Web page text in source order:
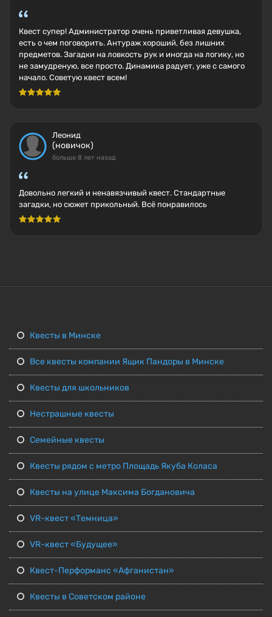
Квест супер! Администратор очень приветливая девушка,
есть о чем поговорить. Антураж хороший, без лишних
предметов. Загадки на ловкость рук и иногда на логику, но
не замудреную, все просто. Динамика радует, уже с самого
начало. Советую квест всем!
Леонид
(новичок)
больше 8 лет назад
Довольно легкий и ненавязчивый квест. Стандартные
загадки, но сюжет прикольный. Всё понравилось
Квесты в Минске
Все квесты компании Ящик Пандоры в Минске
Квесты для школьников
Нестрашные квесты
Семейные квесты
Квесты рядом с метро Площадь Якуба Коласа
Квесты на улице Максима Богдановича
VR-квест «Темница»
VR-квест «Будущее»
Квест-Перформанс «Афганистан»
Квесты в Советском районе